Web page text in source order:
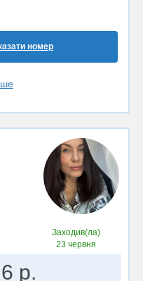
номер
Заходив(ла)
23 червня
6 р.